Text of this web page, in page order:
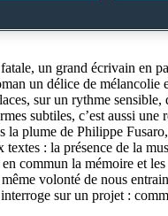
un grand écrivain en
un délice de
sur un rythme
subtiles, c’est aussi
plume de Philippe
: la présence de la
commun la mémoire et
volonté de nous
sur un projet :